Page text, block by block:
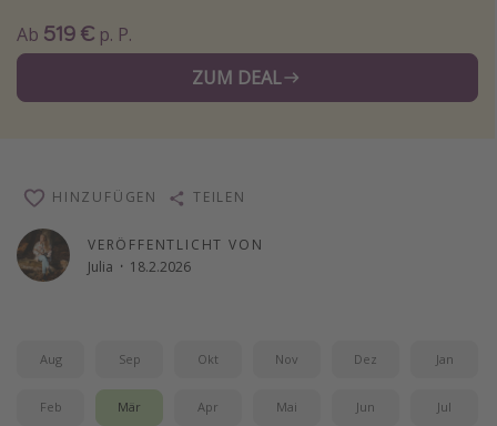
Kurzurlaub
Skiurlaub
Schönste Naturwunder der Welt
Digital Nomad Tipps
Beste Reiseziele 20225
Ab 519 € p. P.
ZUM DEAL
VERÖFFENTLICHT VON
Julia · 18.2.2026
HINZUFÜGEN TEILEN
Aug Sep Okt Nov Dez Jan
Feb Mär Apr Mai Jun Jul